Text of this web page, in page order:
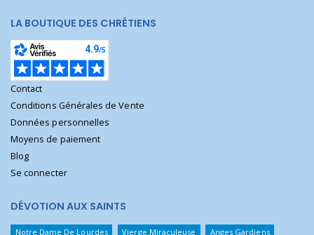
LA BOUTIQUE DES CHRÉTIENS
Contact
Conditions Générales de Vente
Données personnelles
Moyens de paiement
Blog
Se connecter
DÉVOTION AUX SAINTS
Notre Dame De Lourdes Vierge Miraculeuse Anges Gardiens